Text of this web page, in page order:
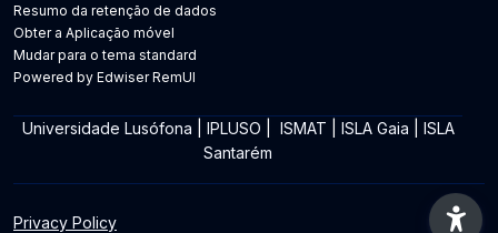
Resumo da retenção de dados
Obter a Aplicação móvel
Mudar para o tema standard
Powered by Edwiser RemUI
Universidade Lusófona IPLUSO ISMAT ISLA Gaia
ISLA
Santarém
Privacy Policy